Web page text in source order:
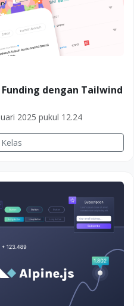
dengan Tailwind
2025 pukul 12.24